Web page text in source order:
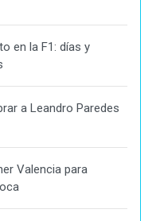
en la F1: días y
a Leandro Paredes
Valencia para